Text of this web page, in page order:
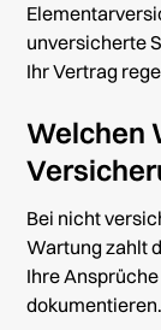
unversicherte
Ihr Vertrag
Welchen
Bei nicht
Wartung zahlt
Ihre
dokumentieren.